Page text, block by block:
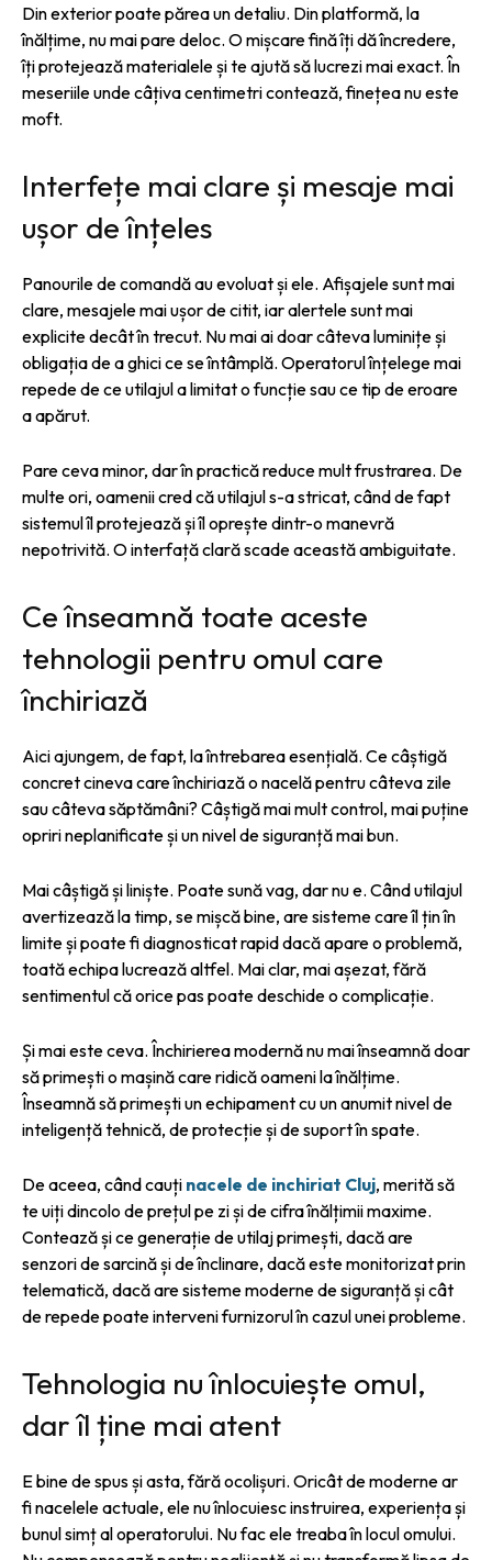
Din exterior poate părea un detaliu. Din platformă, la
înălțime, nu mai pare deloc. O mișcare fină îți dă încredere,
îți protejează materialele și te ajută să lucrezi mai exact. În
meseriile unde câțiva centimetri contează, finețea nu este
moft.
Interfețe mai clare și mesaje mai
ușor de înțeles
Panourile de comandă au evoluat și ele. Afișajele sunt mai
clare, mesajele mai ușor de citit, iar alertele sunt mai
explicite decât în trecut. Nu mai ai doar câteva luminițe și
obligația de a ghici ce se întâmplă. Operatorul înțelege mai
repede de ce utilajul a limitat o funcție sau ce tip de eroare
a apărut.
Pare ceva minor, dar în practică reduce mult frustrarea. De
multe ori, oamenii cred că utilajul s-a stricat, când de fapt
sistemul îl protejează și îl oprește dintr-o manevră
nepotrivită. O interfață clară scade această ambiguitate.
Ce înseamnă toate aceste
tehnologii pentru omul care
închiriază
Aici ajungem, de fapt, la întrebarea esențială. Ce câștigă
concret cineva care închiriază o nacelă pentru câteva zile
sau câteva săptămâni? Câștigă mai mult control, mai puține
opriri neplanificate și un nivel de siguranță mai bun.
Mai câștigă și liniște. Poate sună vag, dar nu e. Când utilajul
avertizează la timp, se mișcă bine, are sisteme care îl țin în
limite și poate fi diagnosticat rapid dacă apare o problemă,
toată echipa lucrează altfel. Mai clar, mai așezat, fără
sentimentul că orice pas poate deschide o complicație.
Și mai este ceva. Închirierea modernă nu mai înseamnă doar
să primești o mașină care ridică oameni la înălțime.
Înseamnă să primești un echipament cu un anumit nivel de
inteligență tehnică, de protecție și de suport în spate.
De aceea, când cauți nacele de inchiriat Cluj, merită să
te uiți dincolo de prețul pe zi și de cifra înălțimii maxime.
Contează și ce generație de utilaj primești, dacă are
senzori de sarcină și de înclinare, dacă este monitorizat prin
telematică, dacă are sisteme moderne de siguranță și cât
de repede poate interveni furnizorul în cazul unei probleme.
Tehnologia nu înlocuiește omul,
dar îl ține mai atent
E bine de spus și asta, fără ocolișuri. Oricât de moderne ar
fi nacelele actuale, ele nu înlocuiesc instruirea, experiența și
bunul simț al operatorului. Nu fac ele treaba în locul omului.